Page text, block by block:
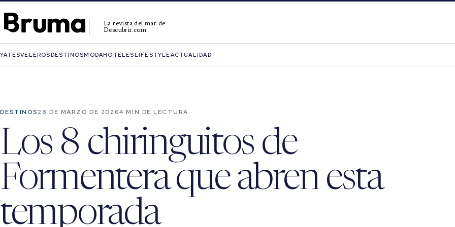
La revista del mar de
Descubrir.com
YATESVELEROSDESTINOSMODAHOTELESLIFESTYLEACTUALIDAD
DESTINOS28 DE MARZO DE 20264 MIN DE LECTURA
Los 8 chiringuitos de
Formentera que abren esta
temporada